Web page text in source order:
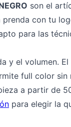
son el
con tu
para las
y el volumen. El
full color sin
a partir de
para elegir la